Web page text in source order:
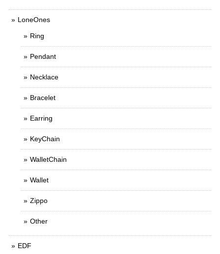
LoneOnes
Ring
Pendant
Necklace
Bracelet
Earring
KeyChain
WalletChain
Wallet
Zippo
Other
EDF